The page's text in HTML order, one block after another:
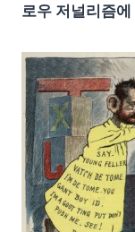
로우 저널리즘